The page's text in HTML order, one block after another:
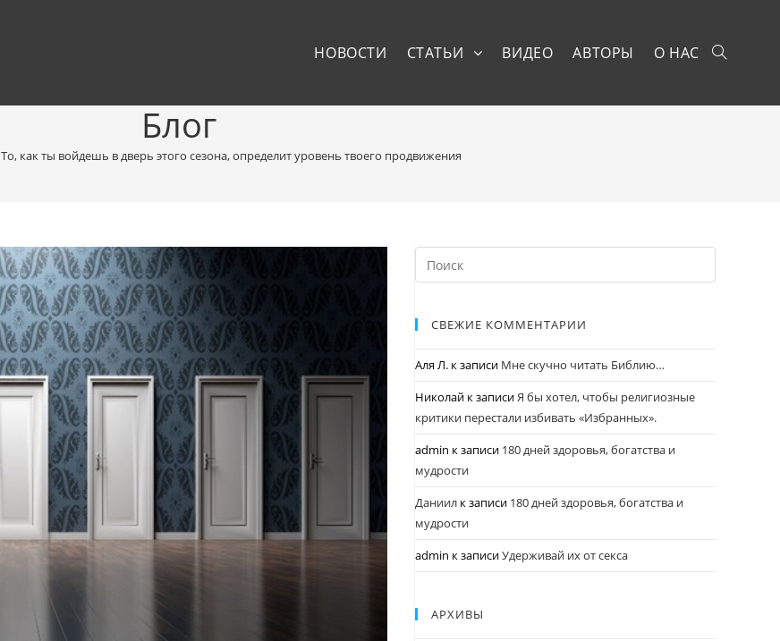
НОВОСТИ СТАТЬИ ВИДЕО АВТОРЫ О НАС
Блог
То, как ты войдешь в дверь этого сезона, определит уровень твоего продвижения
СВЕЖИЕ КОММЕНТАРИИ
Аля Л. к записи Мне скучно читать Библию…
Николай к записиЯ бы хотел, чтобы религиозные
критики перестали избивать «Избранных».
admin к записи 180 дней здоровья, богатства и
мудрости
Даниил к записи 180 дней здоровья, богатства и
мудрости
admin к записиУдерживай их от секса
АРХИВЫ